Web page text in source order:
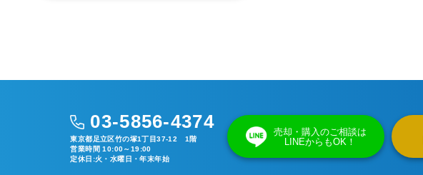
03-5856-4374
東京都足立区竹の塚1丁目37-12 1階
営業時間 10:00～19:00
定休日:火・水曜日・年末年始
売却・購入のご相談は
LINEからもOK！